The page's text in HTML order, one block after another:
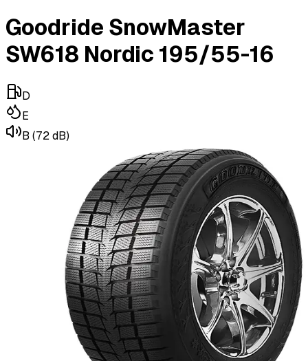
Goodride SnowMaster
SW618 Nordic 195/55-16
D
E
B (72 dB)